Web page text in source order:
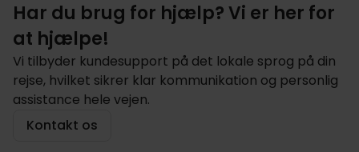
Har du brug for hjælp? Vi er her for
at hjælpe!
Vi tilbyder kundesupport på det lokale sprog på din
rejse, hvilket sikrer klar kommunikation og personlig
assistance hele vejen.
Kontakt os